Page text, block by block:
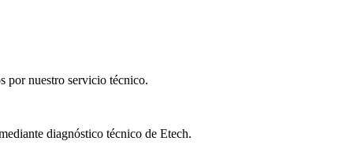
por nuestro servicio técnico.
diagnóstico técnico de Etech.